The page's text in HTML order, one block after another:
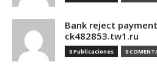
Bank reject
ck482853.tw1.ru
0 Publicaciones 0